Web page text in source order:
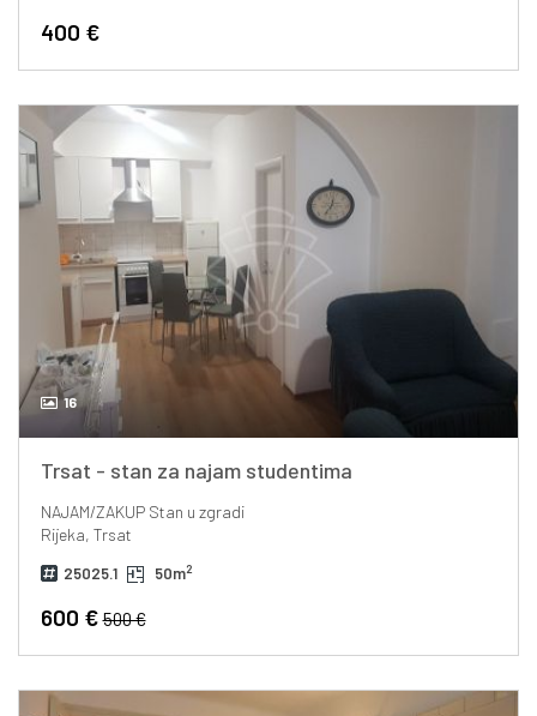
400 €
16
Trsat - stan za najam studentima
NAJAM/ZAKUPStan u zgradi
Rijeka, Trsat
25025.1 50m2
600 €500 €